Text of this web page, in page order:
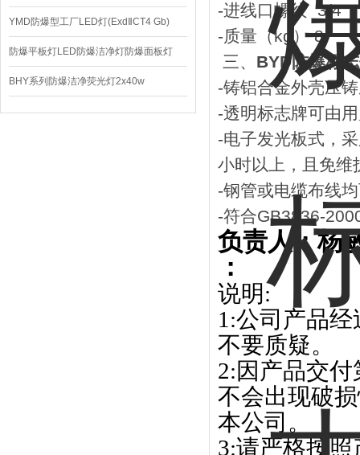
YMD防爆型工厂LED灯(ExdⅡCT4 Gb)
220V/150W
防爆平板灯LED防爆洁净灯防爆面板灯
BHY系列防爆洁净荧光灯2x40w
-进线口螺纹3/4
-质量（kg ）8
三、 BYD防爆标
-铸铝合金外壳压
-透明标志牌可由
-电子发光板式，
小时以上，且免维
-钢管或电缆布线
-符合GB3836-
负责人：杨
：
说明:
1:公司产品
不要质疑。
2:因产品交
不会出现破
本公司。
3:请严格按